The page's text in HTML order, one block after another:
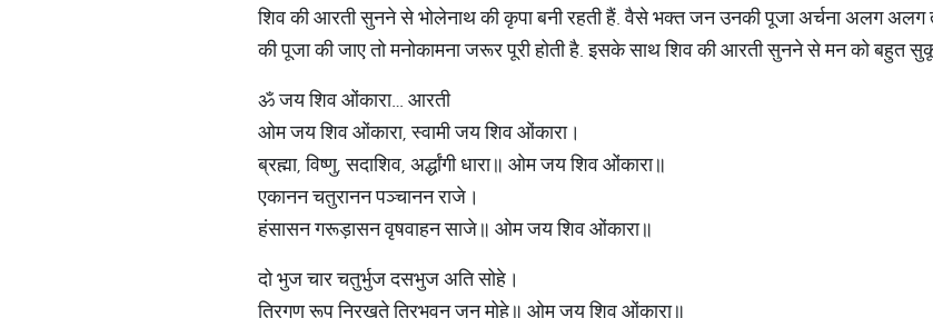
शिव की आरती सुनने से भोलेनाथ की कृपा बनी रहती हैं. वैसे भक्त जन उनकी पूजा अर्चना अलग
की पूजा की जाए तो मनोकामना जरूर पूरी होती है. इसके साथ शिव की आरती सुनने से मन को बहुत
ॐ जय शिव ओंकारा… आरती
ओम जय शिव ओंकारा, स्वामी जय शिव ओंकारा।
ब्रह्मा, विष्णु, सदाशिव, अर्द्धांगी धारा॥ ओम जय शिव ओंकारा॥
एकानन चतुरानन पञ्चानन राजे।
हंसासन गरूड़ासन वृषवाहन साजे॥ ओम जय शिव ओंकारा॥
दो भुज चार चतुर्भुज दसभुज अति सोहे।
त्रिगुण रूप निरखते त्रिभुवन जन मोहे॥ ओम जय शिव ओंकारा॥